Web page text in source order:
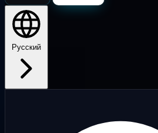
Русский